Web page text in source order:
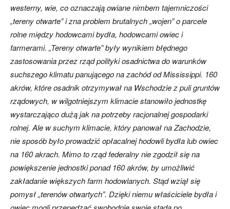
westerny, wie, co oznaczają owiane nimbem tajemniczości
„tereny otwarte” i zna problem brutalnych „wojen” o parcele
rolne między hodowcami bydła, hodowcami owiec i
farmerami. „Tereny otwarte” były wynikiem błędnego
zastosowania przez rząd polityki osadnictwa do warunków
suchszego klimatu panującego na zachód od Mississippi. 160
akrów, które osadnik otrzymywał na Wschodzie z puli gruntów
rządowych, w wilgotniejszym klimacie stanowiło jednostkę
wystarczająco dużą jak na potrzeby racjonalnej gospodarki
rolnej. Ale w suchym klimacie, który panował na Zachodzie,
nie sposób było prowadzić opłacalnej hodowli bydła lub owiec
na 160 akrach. Mimo to rząd federalny nie zgodził się na
powiększenie jednostki ponad 160 akrów, by umożliwić
zakładanie większych farm hodowlanych. Stąd wziął się
pomysł „terenów otwartych”. Dzięki niemu właściciele bydła i